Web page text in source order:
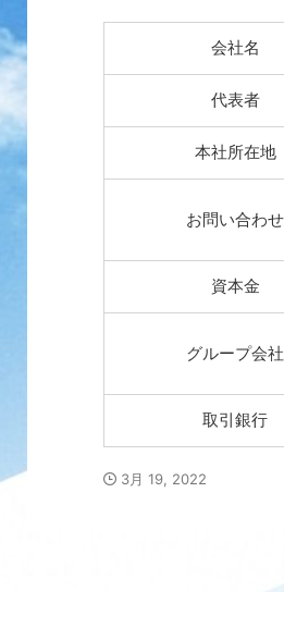
会社名
代表者
本社所在地
お問い合わせ
資本金
グループ会社
取引銀行
3月 19, 2022